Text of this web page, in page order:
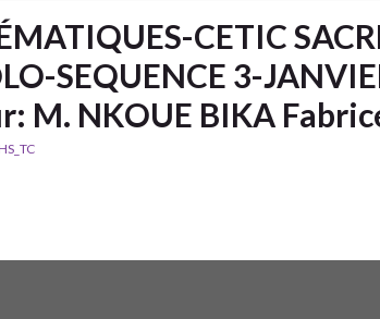
CETIC
SEQUENCE 3-
M. NKOUE BIKA